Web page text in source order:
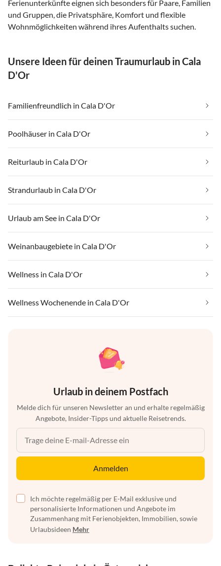
Ferienunterkünfte eignen sich besonders für Paare, Familien
und Gruppen, die Privatsphäre, Komfort und flexible
Wohnmöglichkeiten während ihres Aufenthalts suchen.
Unsere Ideen für deinen Traumurlaub in Cala
D'Or
Familienfreundlich in Cala D'Or
Poolhäuser in Cala D'Or
Reiturlaub in Cala D'Or
Strandurlaub in Cala D'Or
Urlaub am See in Cala D'Or
Weinanbaugebiete in Cala D'Or
Wellness in Cala D'Or
Wellness Wochenende in Cala D'Or
Urlaub in deinem Postfach
Melde dich für unseren Newsletter an und erhalte regelmäßig
Angebote, Insider-Tipps und aktuelle Reisetrends.
Anmelden
Ich möchte regelmäßig per E-Mail exklusive und
personalisierte Informationen und Angebote im
Zusammenhang mit Ferienobjekten, Immobilien, sowie
Urlaubsideen Mehr